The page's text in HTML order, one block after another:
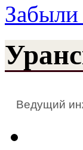
Забыли
Ведущий